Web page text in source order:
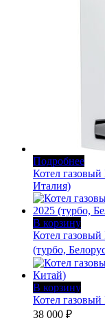
Подробнее
Котел
Италия)
В корзину
Котел
(турбо,
В корзину
Котел
38 000 ₽